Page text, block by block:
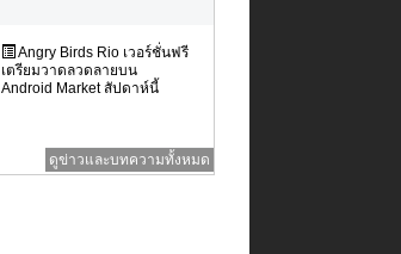
Angry Birds Rio เวอร์ชั่นฟรี
เตรียมวาดลวดลายบน
Android Market สัปดาห์นี้
ดูข่าวและบทความทั้งหมด